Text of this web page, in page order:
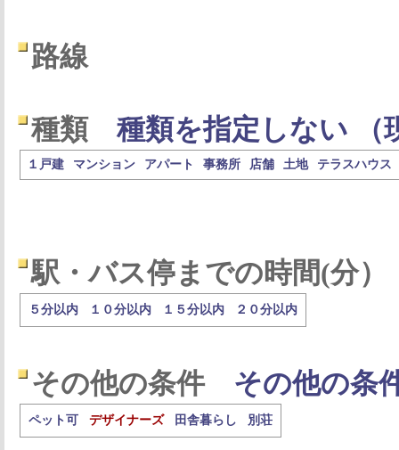
路線
種類 種類を指定しない （
１戸建 マンション アパート 事務所 店舗 土地 テラスハウス
駅・バス停までの時間(分）
５分以内 １０分以内 １５分以内 ２０分以内
その他の条件 その他の条
ペット可 デザイナーズ 田舎暮らし 別荘